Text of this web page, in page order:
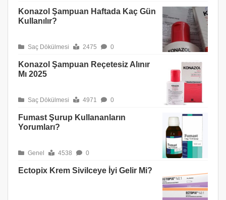
Konazol Şampuan Haftada Kaç Gün
Kullanılır?
Saç Dökülmesi 2475 0
Konazol Şampuan Reçetesiz Alınır
Mı 2025
Saç Dökülmesi 4971 0
Fumast Şurup Kullananların
Yorumları?
Genel 4538 0
Ectopix Krem Sivilceye İyi Gelir Mi?